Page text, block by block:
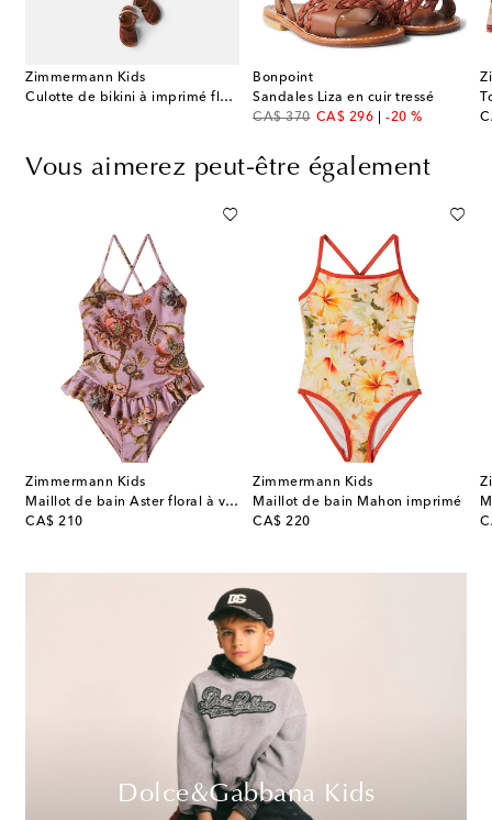
Zimmermann Kids
Culotte de bikini à imprimé floral à volants
Bonpoint
Sandales Liza en cuir tressé
CA$ 370
original priceCA$ 296
discount price
-20 %
Vous aimerez peut-être également
Zimmermann Kids
Maillot de bain Aster floral à volants
CA$ 210
original price
Zimmermann Kids
Maillot de bain Mahon imprimé
CA$ 220
original price
Dolce&Gabbana Kids